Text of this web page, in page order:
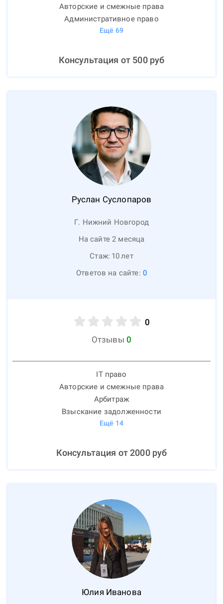
Авторские и смежные права
Административное право
Ещё 69
Консультация от 500руб
Руслан Суслопаров
Г. Нижний Новгород
На сайте 2 месяца
Стаж: 10лет
Ответов на сайте: 0
0
Отзывы 0
IT право
Авторские и смежные права
Арбитраж
Взыскание задолженности
Ещё 14
Консультация от2000руб
Юлия Иванова